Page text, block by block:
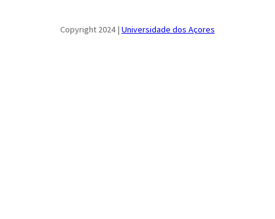
Copyright 2024 | Universidade dos Açores